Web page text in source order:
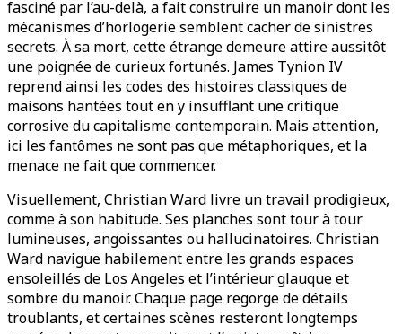
fasciné par l’au-delà, a fait construire un manoir dont les
mécanismes d’horlogerie semblent cacher de sinistres
secrets. À sa mort, cette étrange demeure attire aussitôt
une poignée de curieux fortunés. James Tynion IV
reprend ainsi les codes des histoires classiques de
maisons hantées tout en y insufflant une critique
corrosive du capitalisme contemporain. Mais attention,
ici les fantômes ne sont pas que métaphoriques, et la
menace ne fait que commencer.
Visuellement, Christian Ward livre un travail prodigieux,
comme à son habitude. Ses planches sont tour à tour
lumineuses, angoissantes ou hallucinatoires. Christian
Ward navigue habilement entre les grands espaces
ensoleillés de Los Angeles et l’intérieur glauque et
sombre du manoir. Chaque page regorge de détails
troublants, et certaines scènes resteront longtemps